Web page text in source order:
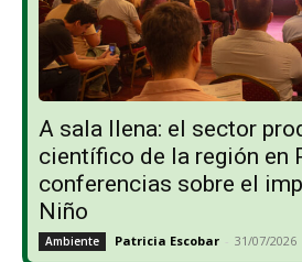
A sala llena: el sector
científico de la región en
conferencias sobre el
Niño
Ambiente Patricia Escobar - 31/07/2026